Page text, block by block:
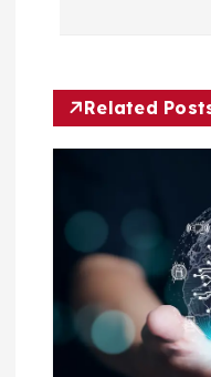
g
Related